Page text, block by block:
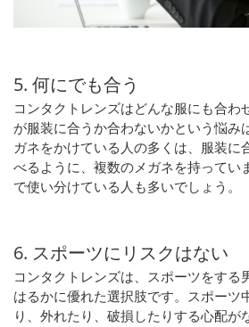
5. 何にでも合う
コンタクトレンズはどんな服にも合わ
が服装に合うか合わないかという悩み
ガネをかけている人の多くは、服装に
べるように、複数のメガネを持ってい
で使い分けている人も多いでしょう。
6. スポーツにリスクはない
コンタクトレンズは、スポーツをする
はるかに優れた選択肢です。スポーツ
り、外れたり、破損したりする心配が